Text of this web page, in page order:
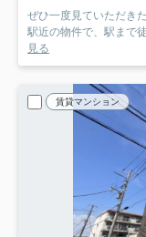
ぜひ一度見ていただき
駅近の物件で、駅まで
見る
賃貸マンション